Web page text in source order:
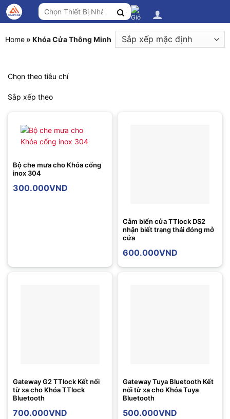
Chuyển
đến
dung
Tìm
kiếm:
Home » Khóa Cửa Thông Minh
Chọn theo tiêu chí
Sắp xếp theo
Bộ che mưa cho Khóa cổng
inox 304
300.000VND
Cảm biến cửa TTlock DS2
nhận biết trạng thái đóng mở
cửa
600.000VND
Gateway G2 TTlock Kết nối
từ xa cho Khóa TTlock
Bluetooth
700.000VND
Gateway Tuya Bluetooth Kết
nối từ xa cho Khóa Tuya
Bluetooth
500.000VND